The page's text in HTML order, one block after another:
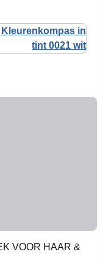
VOOR HAAR &